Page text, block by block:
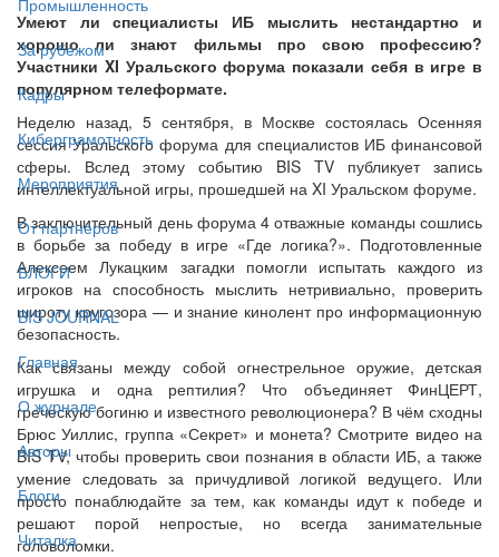
Промышленность
За рубежом
Кадры
Киберграмотность
Мероприятия
От партнёров
БЛОГИ
BIS JOURNAL
Главная
О журнале
Авторы
Блоги
Читалка
Умеют ли специалисты ИБ мыслить нестандартно и
хорошо ли знают фильмы про свою профессию?
Участники XI Уральского форума показали себя в игре в
популярном телеформате.
Неделю назад, 5 сентября, в Москве состоялась Осенняя
сессия Уральского форума для специалистов ИБ финансовой
сферы. Вслед этому событию BIS TV публикует запись
интеллектуальной игры, прошедшей на XI Уральском форуме.
В заключительный день форума 4 отважные команды сошлись
в борьбе за победу в игре «Где логика?». Подготовленные
Алексеем Лукацким загадки помогли испытать каждого из
игроков на способность мыслить нетривиально, проверить
широту кругозора — и знание кинолент про информационную
безопасность.
Как связаны между собой огнестрельное оружие, детская
игрушка и одна рептилия? Что объединяет ФинЦЕРТ,
греческую богиню и известного революционера? В чём сходны
Брюс Уиллис, группа «Секрет» и монета? Смотрите видео на
BIS TV, чтобы проверить свои познания в области ИБ, а также
умение следовать за причудливой логикой ведущего. Или
просто понаблюдайте за тем, как команды идут к победе и
решают порой непростые, но всегда занимательные
головоломки.